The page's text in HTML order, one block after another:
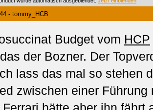
- tommy_HCB
Budget vom HCP
der Bozner. Der
lass das mal so stehen
zwischen einer